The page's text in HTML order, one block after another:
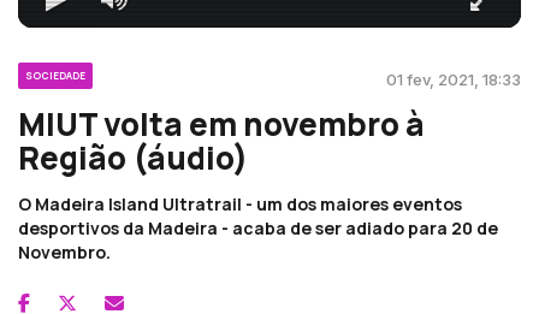
SOCIEDADE 01 fev, 2021, 18:33
MIUT volta em novembro à
Região (áudio)
O Madeira Island Ultratrail - um dos maiores eventos
desportivos da Madeira - acaba de ser adiado para 20 de
Novembro.